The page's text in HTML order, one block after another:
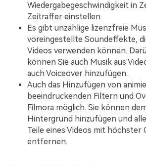
Wiedergabegeschwindigkeit in
Zeitraffer einstellen.
Es gibt unzählige lizenzfreie
voreingestellte Soundeffekte,
Videos verwenden können.
können Sie auch Musik aus
auch Voiceover hinzufügen.
Auch das Hinzufügen von
beeindruckenden Filtern und
Filmora möglich. Sie können
Hintergrund hinzufügen und
Teile eines Videos mit höchster
entfernen.